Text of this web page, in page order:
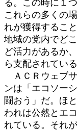
る。この時に１
これらの多くの
れが獲得するこ
地域の党内でど
ど活力があるか
ら支配されてい
ＡＣＲウェブ
ンは「エコソー
闘おう」だ。ほ
われは公然とエ
れている。それ